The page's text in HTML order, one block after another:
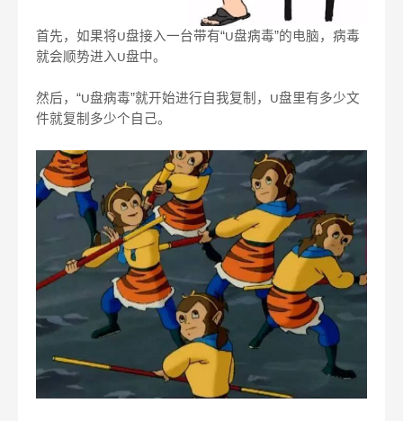
首先，如果将U盘接入一台带有“U盘病毒”的电脑，病毒
就会顺势进入U盘中。
然后，“U盘病毒”就开始进行自我复制， U盘里有多少文
件就复制多少个自己。